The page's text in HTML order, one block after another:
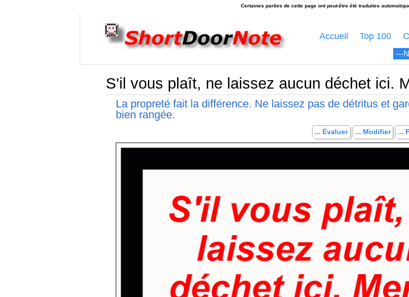
Accueil Top 100
S'il vous plaît, ne laissez aucun déchet ici.
La propreté fait la différence. Ne laissez pas de détritus et
bien rangée.
... Évaluer ... Modifier ...